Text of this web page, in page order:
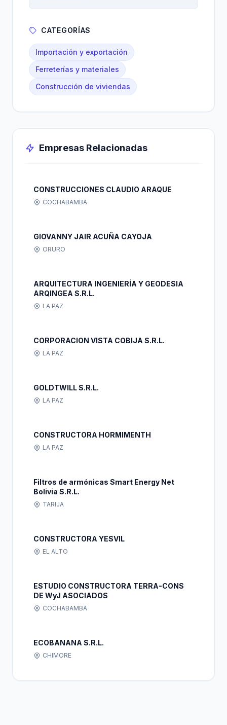
CATEGORÍAS
Importación y exportación
Ferreterías y materiales
Construcción de viviendas
Empresas Relacionadas
CONSTRUCCIONES CLAUDIO ARAQUE
COCHABAMBA
GIOVANNY JAIR ACUÑA CAYOJA
ORURO
ARQUITECTURA INGENIERÍA Y GEODESIA
ARQINGEA S.R.L.
LA PAZ
CORPORACION VISTA COBIJA S.R.L.
LA PAZ
GOLDTWILL S.R.L.
LA PAZ
CONSTRUCTORA HORMIMENTH
LA PAZ
Filtros de armónicas Smart Energy Net
Bolivia S.R.L.
TARIJA
CONSTRUCTORA YESVIL
EL ALTO
ESTUDIO CONSTRUCTORA TERRA-CONS
DE WyJ ASOCIADOS
COCHABAMBA
ECOBANANA S.R.L.
CHIMORE